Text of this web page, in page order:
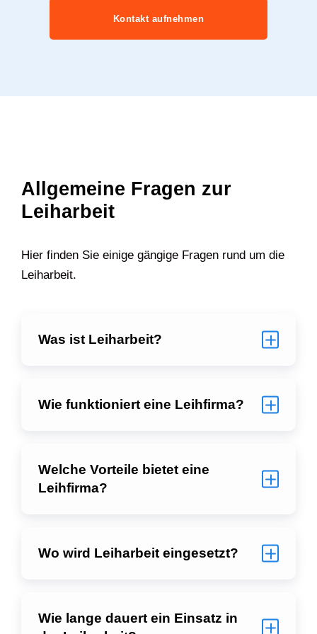
Kontakt aufnehmen
Allgemeine Fragen zur
Leiharbeit
Hier finden Sie einige gängige Fragen rund um die
Leiharbeit.
Was ist Leiharbeit?
Wie funktioniert eine Leihfirma?
Welche Vorteile bietet eine
Leihfirma?
Wo wird Leiharbeit eingesetzt?
Wie lange dauert ein Einsatz in